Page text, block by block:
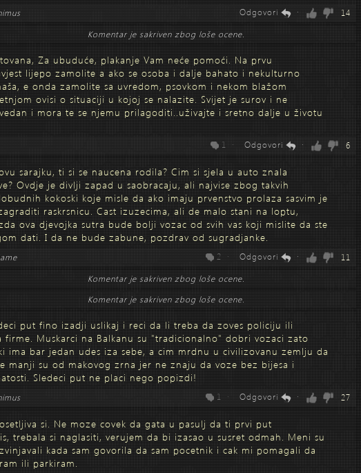
14
Odgovori ·
Komentar je sakriven zbog loše ocene.
Za ubuduće, plakanje Vam neće pomoći. Na prvu
lijepo zamolite a ako se osoba i dalje bahato i nekulturno
e onda zamolite sa uvredom, psovkom i nekom blažom
ovisi o situaciji u kojoj se nalazite. Svijet je surov i ne
i mora te se njemu prilagoditi..uživajte i sretno dalje u životu
6
Odgovori ·
1 ·
sarajku, ti si se naucena rodila? Cim si sjela u auto znala
Ovdje je divlji zapad u saobracaju, ali najvise zbog takvih
kokoski koje misle da ako imaju prvenstvo prolaza sasvim je
raskrsnicu. Cast izuzecima, ali de malo stani na loptu,
ova djevojka sutra bude bolji vozac od svih vas koji mislite da ste
dati. I da ne bude zabune, pozdrav od sugradjanke.
11
Odgovori ·
2 ·
Komentar je sakriven zbog loše ocene.
Komentar je sakriven zbog loše ocene.
put fino izadji uslikaj i reci da li treba da zoves policiju ili
firme. Muskarci na Balkanu su "tradicionalno" dobri vozaci zato
ima bar jedan udes iza sebe, a cim mrdnu u civilizovanu zemlju da
manji su od makovog zrna jer ne znaju da voze bez bijesa i
Sledeci put ne placi nego popizdi!
27
Odgovori ·
1 ·
si. Ne moze covek da gata u pasulj da ti prvi put
trebala si naglasiti, verujem da bi izasao u susret odmah. Meni su
kada sam govorila da sam pocetnik i cak mi pomagali da
ili parkiram.